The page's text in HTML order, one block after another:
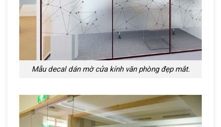
Mẫu decal dán mờ cửa kính văn phòng đẹp mắt.